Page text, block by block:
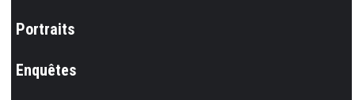
Portraits
Enquêtes